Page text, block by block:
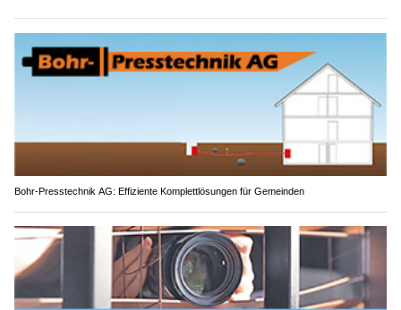
Bohr-Presstechnik AG: Effiziente Komplettlösungen für Gemeinden